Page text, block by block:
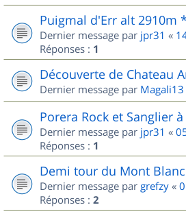
Puigmal d'Err alt 2910m
Dernier message par jpr31 «
Réponses : 1
Découverte de Chateau
Dernier message par Magali13
Porera Rock et Sanglier
Dernier message par jpr31 «
Réponses : 1
Demi tour du Mont Blanc
Dernier message par grefzy «
Réponses : 2